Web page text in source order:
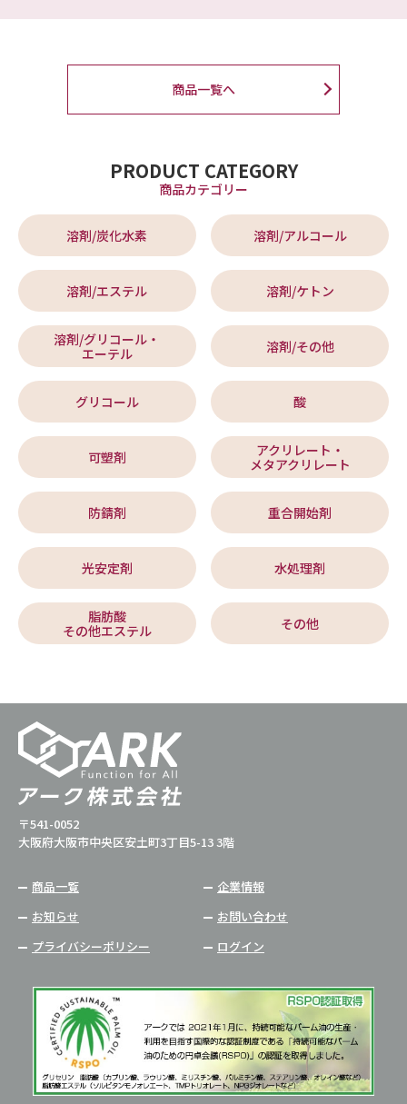
商品一覧へ
PRODUCT CATEGORY
商品カテゴリー
溶剤/炭化水素 溶剤/アルコール
溶剤/エステル 溶剤/ケトン
溶剤/グリコール・
エーテル
溶剤/その他
グリコール 酸
可塑剤
アクリレート・
メタアクリレート
防錆剤 重合開始剤
光安定剤 水処理剤
脂肪酸
その他エステル
その他
〒541-0052
大阪府大阪市中央区安土町3丁目5-13 3階
商品一覧
企業情報
お知らせ
お問い合わせ
プライバシーポリシー
ログイン